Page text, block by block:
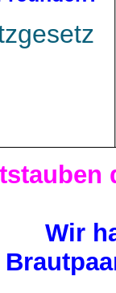
Wir